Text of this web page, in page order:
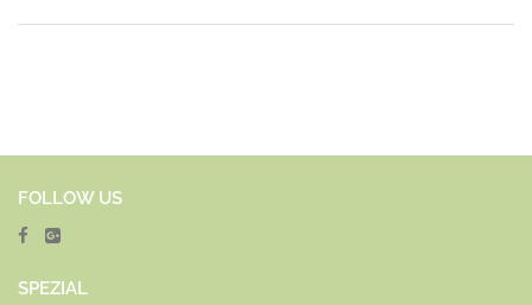
FOLLOW US
SPEZIAL